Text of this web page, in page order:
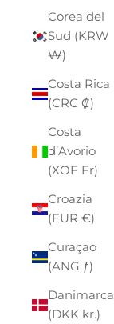
Corea del
Sud (KRW
₩)
Costa Rica
(CRC ₡)
Costa
d’Avorio
(XOF Fr)
Croazia
(EUR €)
Curaçao
(ANG ƒ)
Danimarca
(DKK kr.)